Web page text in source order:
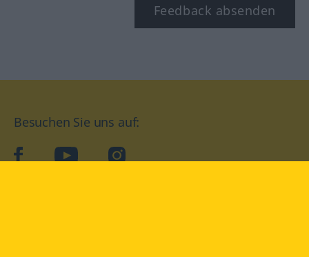
Feedback absenden
Besuchen Sie uns auf:
facebookYouTube Instagram